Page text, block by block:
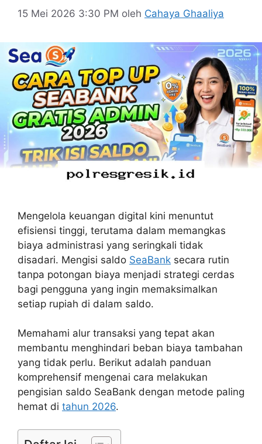
15 Mei 2026 3:30 PM oleh Cahaya Ghaaliya
Mengelola keuangan digital kini menuntut
efisiensi tinggi, terutama dalam memangkas
biaya administrasi yang seringkali tidak
disadari. Mengisi saldo SeaBank secara rutin
tanpa potongan biaya menjadi strategi cerdas
bagi pengguna yang ingin memaksimalkan
setiap rupiah di dalam saldo.
Memahami alur transaksi yang tepat akan
membantu menghindari beban biaya tambahan
yang tidak perlu. Berikut adalah panduan
komprehensif mengenai cara melakukan
pengisian saldo SeaBank dengan metode paling
hemat di tahun 2026.